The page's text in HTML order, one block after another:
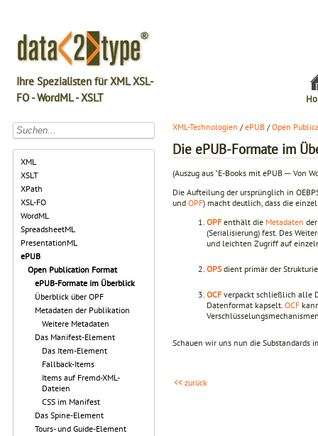
Ihre Spezialisten für XML XSL-
FO - WordML - XSLT
XML
XSLT
XPath
XSL-FO
WordML
SpreadsheetML
PresentationML
ePUB
Open Publication Format
ePUB-Formate im Überblick
Überblick über OPF
Metadaten der Publikation
Weitere Metadaten
Das Manifest-Element
Das Item-Element
Fallback-Items
Items auf Fremd-XML-
Dateien
CSS im Manifest
Das Spine-Element
Tours- und Guide-Element
XML-Technologien /ePUB /Open
Die ePUB-Formate im
(Auszug aus "E-Books mit ePUB ─ Von
Die Aufteilung der ursprünglich in
und OPF) macht deutlich, dass die
OPF enthält die Metadaten
(Serialisierung) fest. Des
und leichten Zugriff auf
OPSdient primär der
OCF verpackt schließlich alle
Datenformat kapselt. OCF
Schauen wir uns nun die Substandards
<< zurück